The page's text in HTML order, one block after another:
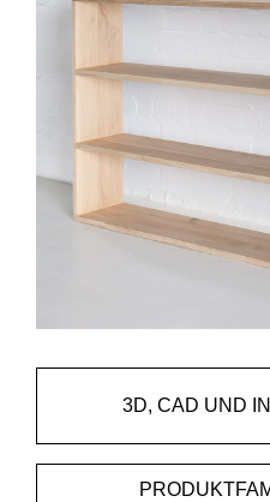
3D, CAD UND